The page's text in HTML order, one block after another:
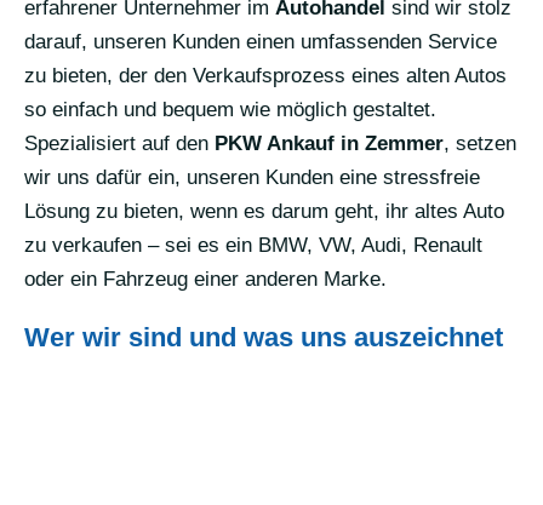
erfahrener Unternehmer im Autohandel sind wir stolz
darauf, unseren Kunden einen umfassenden Service
zu bieten, der den Verkaufsprozess eines alten Autos
so einfach und bequem wie möglich gestaltet.
Spezialisiert auf den PKW Ankauf in Zemmer, setzen
wir uns dafür ein, unseren Kunden eine stressfreie
Lösung zu bieten, wenn es darum geht, ihr altes Auto
zu verkaufen – sei es ein BMW, VW, Audi, Renault
oder ein Fahrzeug einer anderen Marke.
Wer wir sind und was uns auszeichnet